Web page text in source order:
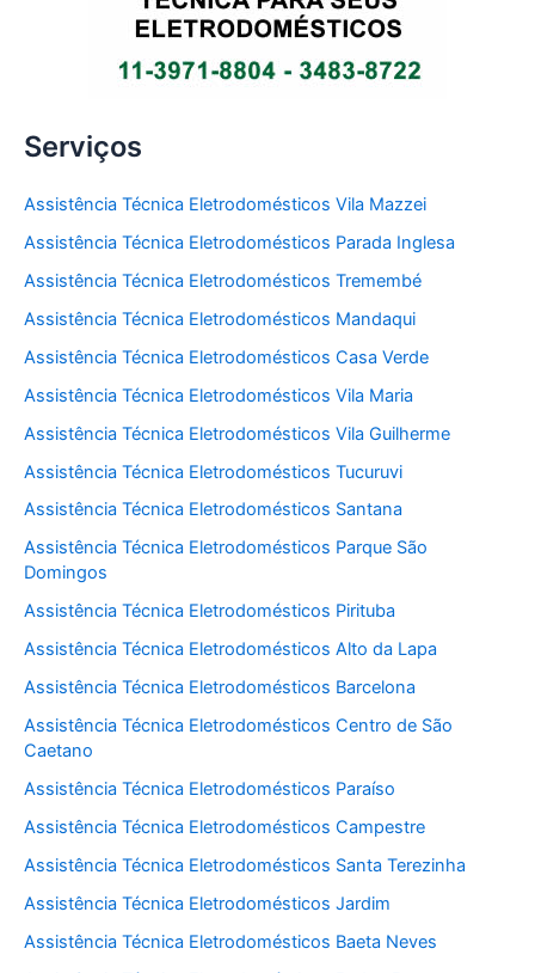
Serviços
Assistência Técnica Eletrodomésticos Vila Mazzei
Assistência Técnica Eletrodomésticos Parada Inglesa
Assistência Técnica Eletrodomésticos Tremembé
Assistência Técnica Eletrodomésticos Mandaqui
Assistência Técnica Eletrodomésticos Casa Verde
Assistência Técnica Eletrodomésticos Vila Maria
Assistência Técnica Eletrodomésticos Vila Guilherme
Assistência Técnica Eletrodomésticos Tucuruvi
Assistência Técnica Eletrodomésticos Santana
Assistência Técnica Eletrodomésticos Parque São
Domingos
Assistência Técnica Eletrodomésticos Pirituba
Assistência Técnica Eletrodomésticos Alto da Lapa
Assistência Técnica Eletrodomésticos Barcelona
Assistência Técnica Eletrodomésticos Centro de São
Caetano
Assistência Técnica Eletrodomésticos Paraíso
Assistência Técnica Eletrodomésticos Campestre
Assistência Técnica Eletrodomésticos Santa Terezinha
Assistência Técnica Eletrodomésticos Jardim
Assistência Técnica Eletrodomésticos Baeta Neves